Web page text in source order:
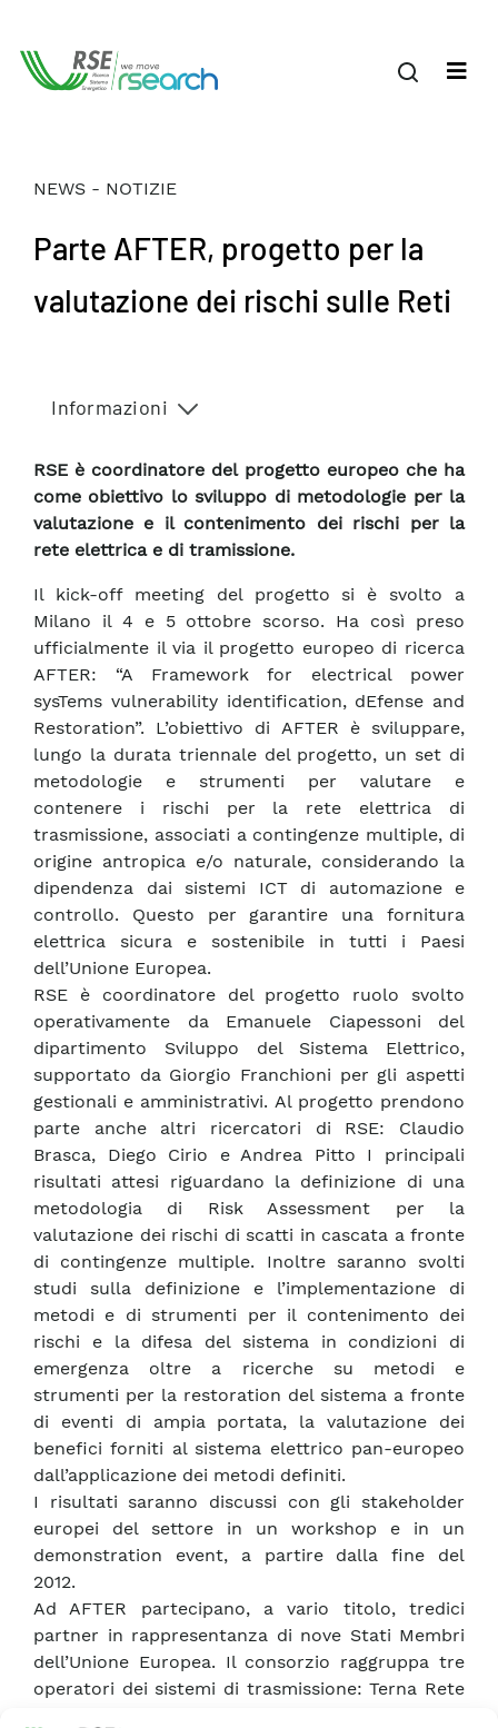
NEWS - NOTIZIE
Parte AFTER, progetto per la
valutazione dei rischi sulle Reti
Informazioni
RSE è coordinatore del progetto europeo che ha
come obiettivo lo sviluppo di metodologie per la
valutazione e il contenimento dei rischi per la
rete elettrica e di tramissione.
Il kick-off meeting del progetto si è svolto a
Milano il 4 e 5 ottobre scorso. Ha così preso
ufficialmente il via il progetto europeo di ricerca
AFTER: “A Framework for electrical power
sysTems vulnerability identification, dEfense and
Restoration”. L’obiettivo di AFTER è sviluppare,
lungo la durata triennale del progetto, un set di
metodologie e strumenti per valutare e
contenere i rischi per la rete elettrica di
trasmissione, associati a contingenze multiple, di
origine antropica e/o naturale, considerando la
dipendenza dai sistemi ICT di automazione e
controllo. Questo per garantire una fornitura
elettrica sicura e sostenibile in tutti i Paesi
dell’Unione Europea.
RSE è coordinatore del progetto ruolo svolto
operativamente da Emanuele Ciapessoni del
dipartimento Sviluppo del Sistema Elettrico,
supportato da Giorgio Franchioni per gli aspetti
gestionali e amministrativi. Al progetto prendono
parte anche altri ricercatori di RSE: Claudio
Brasca, Diego Cirio e Andrea Pitto I principali
risultati attesi riguardano la definizione di una
metodologia di Risk Assessment per la
valutazione dei rischi di scatti in cascata a fronte
di contingenze multiple. Inoltre saranno svolti
studi sulla definizione e l’implementazione di
metodi e di strumenti per il contenimento dei
rischi e la difesa del sistema in condizioni di
emergenza oltre a ricerche su metodi e
strumenti per la restoration del sistema a fronte
di eventi di ampia portata, la valutazione dei
benefici forniti al sistema elettrico pan-europeo
dall’applicazione dei metodi definiti.
I risultati saranno discussi con gli stakeholder
europei del settore in un workshop e in un
demonstration event, a partire dalla fine del
2012.
Ad AFTER partecipano, a vario titolo, tredici
partner in rappresentanza di nove Stati Membri
dell’Unione Europea. Il consorzio raggruppa tre
operatori dei sistemi di trasmissione: Terna Rete